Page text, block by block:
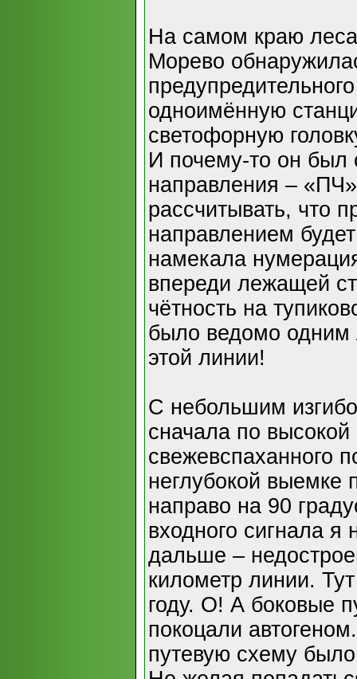
На самом краю
Морево
одноимённую
светофорную
И почему-то он был
направления –
рассчитывать, что
направлением
намекала
впереди лежащей
чётность на
было ведомо
этой линии!
С небольшим
сначала по
свежевспаханного
неглубокой выемке
направо на 90
входного сигнала
дальше –
километр линии.
году. О! А боковые
покоцали
путевую схему